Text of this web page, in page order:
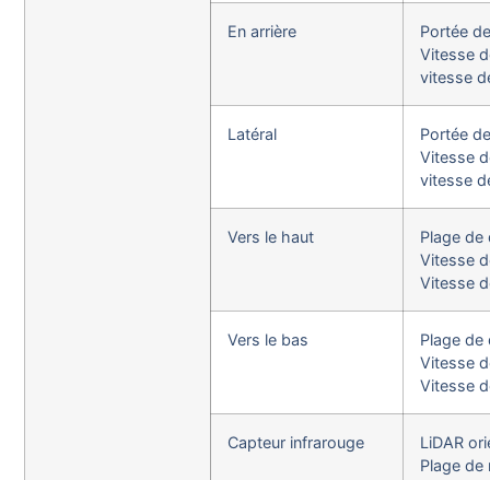
En arrière
Portée
Vitesse
vitesse
Latéral
Portée
Vitesse
vitesse
Vers le haut
Plage
Vitesse
Vitesse
Vers le bas
Plage
Vitesse
Vitesse
Capteur infrarouge
LiDAR
Plage